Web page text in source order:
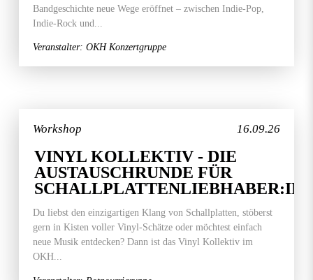
Bandgeschichte neue Wege eröffnet – zwischen Indie-Pop,
Indie-Rock und...
Veranstalter: OKH Konzertgruppe
16.09.26
Workshop
VINYL KOLLEKTIV - DIE
AUSTAUSCHRUNDE FÜR
Du liebst den einzigartigen Klang von Schallplatten, stöberst
gern in Kisten voller Vinyl-Schätze oder möchtest einfach
neue Musik entdecken? Dann ist das Vinyl Kollektiv im
OKH...